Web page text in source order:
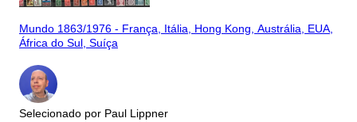
Mundo 1863/1976 - França, Itália, Hong Kong, Austrália, EUA,
África do Sul, Suíça
Selecionado por Paul Lippner